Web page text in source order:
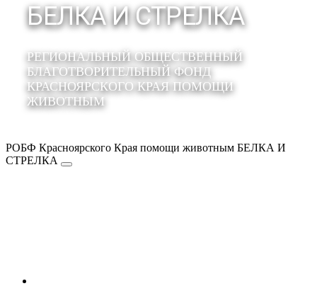
БЕЛКА И СТРЕЛКА
РЕГИОНАЛЬНЫЙ ОБЩЕСТВЕННЫЙ
БЛАГОТВОРИТЕЛЬНЫЙ ФОНД
КРАСНОЯРСКОГО КРАЯ ПОМОЩИ
ЖИВОТНЫМ
РОБФ Красноярского Края помощи животным БЕЛКА И
СТРЕЛКА